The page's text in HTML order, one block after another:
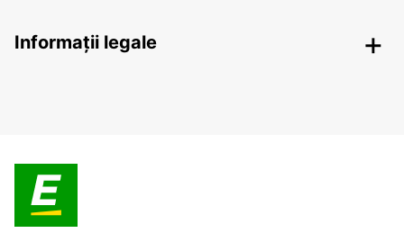
Informații legale